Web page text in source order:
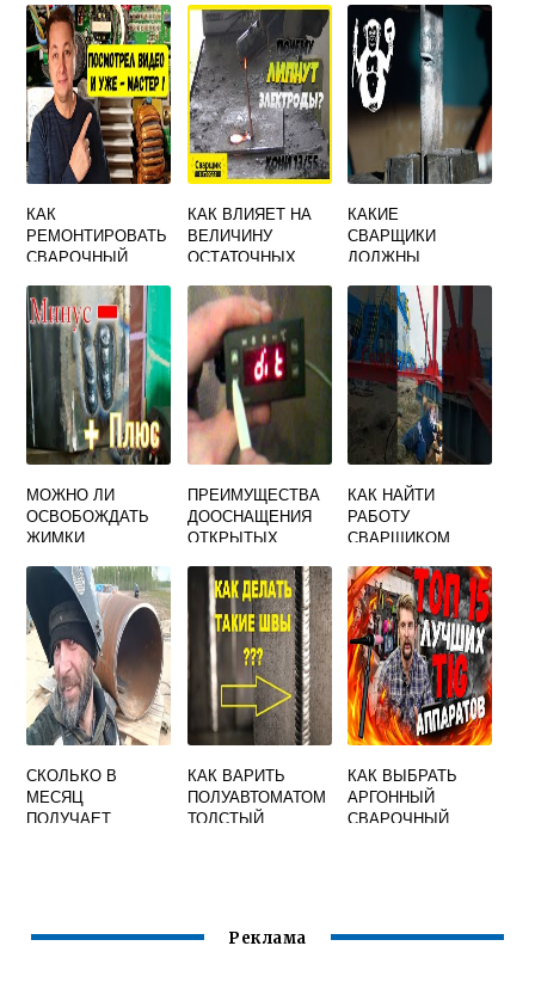
КАК
РЕМОНТИРОВАТЬ
СВАРОЧНЫЙ
КАК ВЛИЯЕТ НА
ВЕЛИЧИНУ
ОСТАТОЧНЫХ
УВЕЛИЧЕНИЕ
СКОРОСТИ
СВАРКИ
КАКИЕ
СВАРЩИКИ
ДОЛЖНЫ
ДОПУСКНЫЕ
СВАРНЫЕ
СОЕДИНЕНИЯ
ОТВЕТ НА ТЕСТ
МОЖНО ЛИ
ОСВОБОЖДАТЬ
ЖИМКИ
ЦЕНТРАТОРА ПРИ
РУЧНОЙ ДУГОВОЙ
СВАРКЕ
ЭЛЕКТРОДАМИ С
ОСНОВНЫМ
ПРЕИМУЩЕСТВА
ДООСНАЩЕНИЯ
ОТКРЫТЫХ
ВИТРИН
ДВЕРЬМИ
КАК НАЙТИ
РАБОТУ
СВАРЩИКОМ
СКОЛЬКО В
МЕСЯЦ
ПОЛУЧАЕТ
КАК ВАРИТЬ
ПОЛУАВТОМАТОМ
ТОЛСТЫЙ
КАК ВЫБРАТЬ
АРГОННЫЙ
СВАРОЧНЫЙ
Реклама